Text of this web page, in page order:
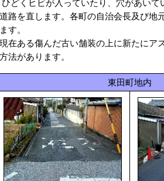
くヒビが入っていたり、穴があいて
路を直します。各町の自治会長及び地
す。
ある傷んだ古い舗装の上に新たにア
法があります。
東田町地内